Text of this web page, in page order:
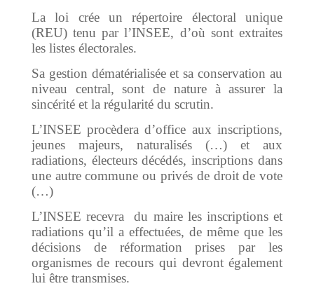
La loi crée un répertoire électoral unique
(REU) tenu par l’INSEE, d’où sont extraites
les listes électorales.
Sa gestion dématérialisée et sa conservation au
niveau central, sont de nature à assurer la
sincérité et la régularité du scrutin.
L’INSEE procèdera d’office aux inscriptions,
jeunes majeurs, naturalisés (…) et aux
radiations, électeurs décédés, inscriptions dans
une autre commune ou privés de droit de vote
(…)
L’INSEE recevra du maire les inscriptions et
radiations qu’il a effectuées, de même que les
décisions de réformation prises par les
organismes de recours qui devront également
lui être transmises.